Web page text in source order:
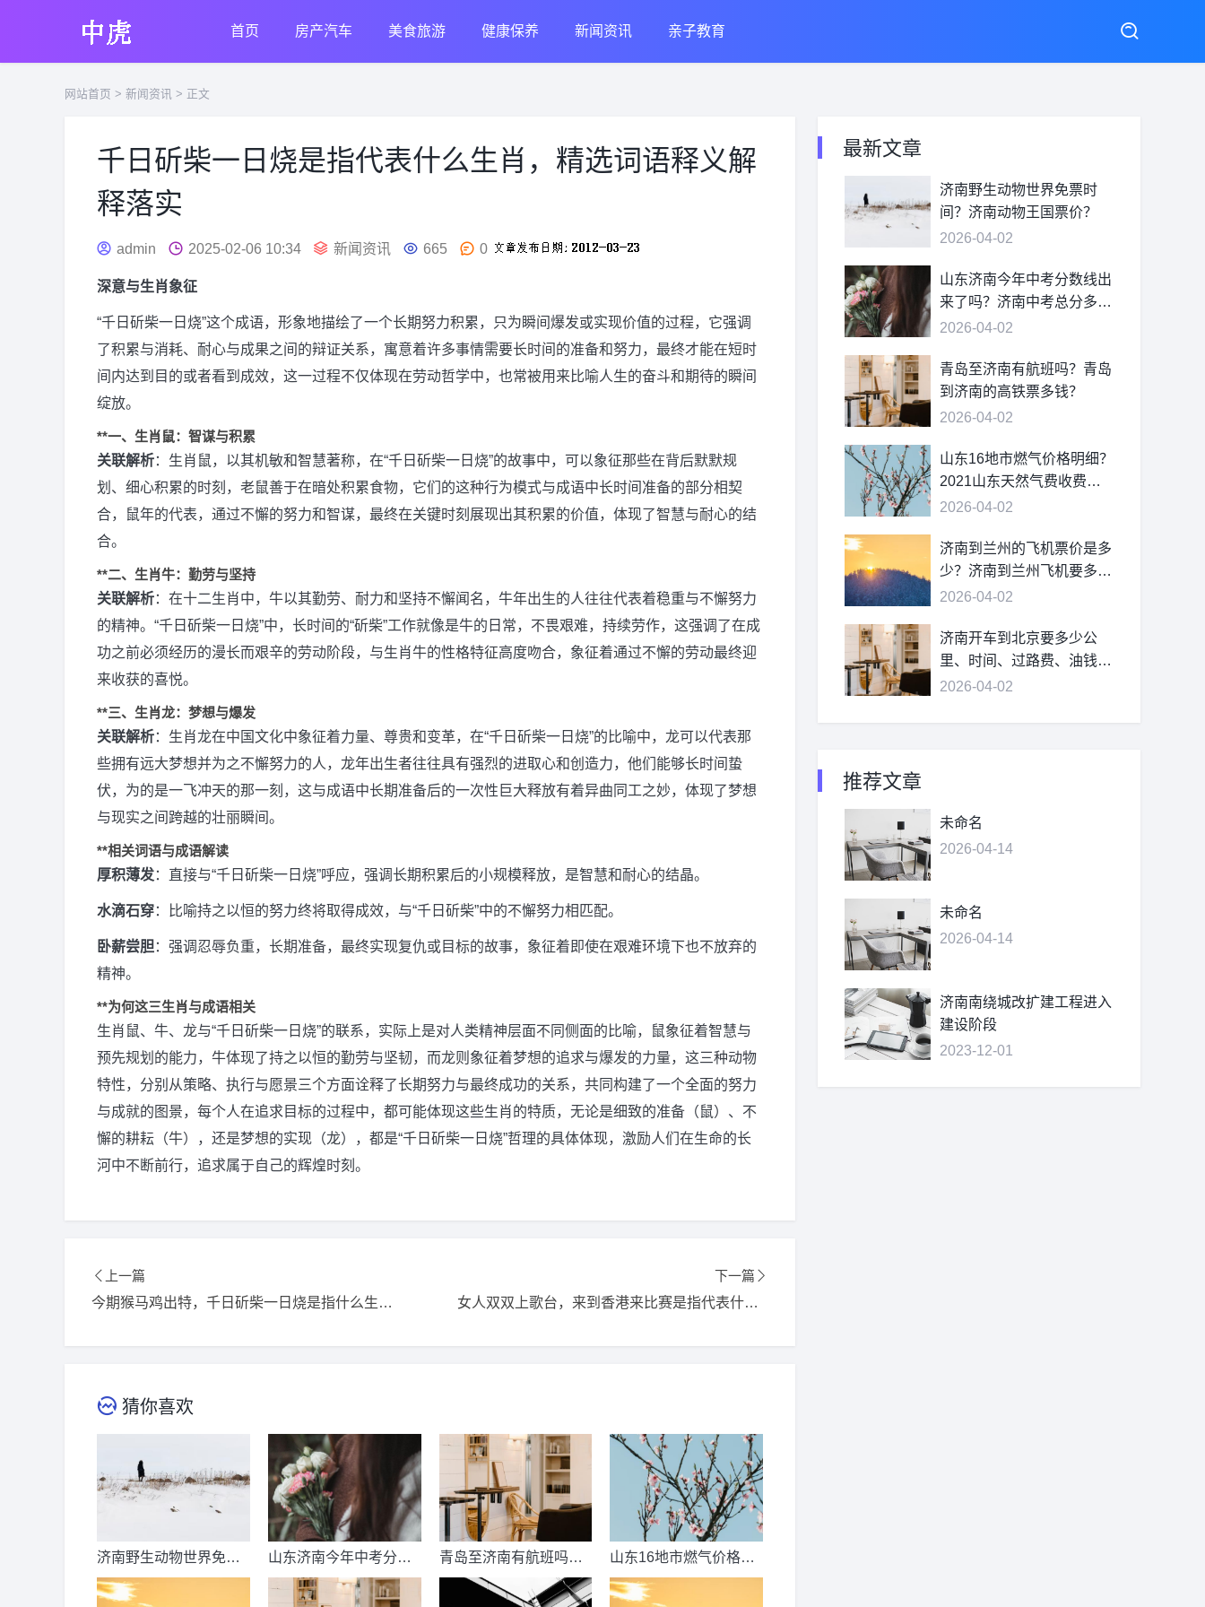
首页 房产汽车 美食旅游 健康保养 新闻资讯 亲子教育
网站首页 > 新闻资讯 > 正文
千日斫柴一日烧是指代表什么生肖，精选词语释义解
释落实
admin 2025-02-06 10:34 新闻资讯 665 0
深意与生肖象征
“千日斫柴一日烧”这个成语，形象地描绘了一个长期努力积累，只为瞬间爆发或实现价值的过程，它强调
了积累与消耗、耐心与成果之间的辩证关系，寓意着许多事情需要长时间的准备和努力，最终才能在短时
间内达到目的或者看到成效，这一过程不仅体现在劳动哲学中，也常被用来比喻人生的奋斗和期待的瞬间
绽放。
**一、生肖鼠：智谋与积累
关联解析：生肖鼠，以其机敏和智慧著称，在“千日斫柴一日烧”的故事中，可以象征那些在背后默默规
划、细心积累的时刻，老鼠善于在暗处积累食物，它们的这种行为模式与成语中长时间准备的部分相契
合，鼠年的代表，通过不懈的努力和智谋，最终在关键时刻展现出其积累的价值，体现了智慧与耐心的结
合。
**二、生肖牛：勤劳与坚持
关联解析：在十二生肖中，牛以其勤劳、耐力和坚持不懈闻名，牛年出生的人往往代表着稳重与不懈努力
的精神。“千日斫柴一日烧”中，长时间的“斫柴”工作就像是牛的日常，不畏艰难，持续劳作，这强调了在成
功之前必须经历的漫长而艰辛的劳动阶段，与生肖牛的性格特征高度吻合，象征着通过不懈的劳动最终迎
来收获的喜悦。
**三、生肖龙：梦想与爆发
关联解析：生肖龙在中国文化中象征着力量、尊贵和变革，在“千日斫柴一日烧”的比喻中，龙可以代表那
些拥有远大梦想并为之不懈努力的人，龙年出生者往往具有强烈的进取心和创造力，他们能够长时间蛰
伏，为的是一飞冲天的那一刻，这与成语中长期准备后的一次性巨大释放有着异曲同工之妙，体现了梦想
与现实之间跨越的壮丽瞬间。
**相关词语与成语解读
厚积薄发：直接与“千日斫柴一日烧”呼应，强调长期积累后的小规模释放，是智慧和耐心的结晶。
水滴石穿：比喻持之以恒的努力终将取得成效，与“千日斫柴”中的不懈努力相匹配。
卧薪尝胆：强调忍辱负重，长期准备，最终实现复仇或目标的故事，象征着即使在艰难环境下也不放弃的
精神。
**为何这三生肖与成语相关
生肖鼠、牛、龙与“千日斫柴一日烧”的联系，实际上是对人类精神层面不同侧面的比喻，鼠象征着智慧与
预先规划的能力，牛体现了持之以恒的勤劳与坚韧，而龙则象征着梦想的追求与爆发的力量，这三种动物
特性，分别从策略、执行与愿景三个方面诠释了长期努力与最终成功的关系，共同构建了一个全面的努力
与成就的图景，每个人在追求目标的过程中，都可能体现这些生肖的特质，无论是细致的准备（鼠）、不
懈的耕耘（牛），还是梦想的实现（龙），都是“千日斫柴一日烧”哲理的具体体现，激励人们在生命的长
河中不断前行，追求属于自己的辉煌时刻。
上一篇
今期猴马鸡出特，千日斫柴一日烧是指什么生肖,打一精选词语释义解释落实
下一篇
女人双双上歌台，来到香港来比赛是指代表什么生肖，精选词语释义解释落实
猜你喜欢
济南野生动物世界免票
时间？济南动物王国票
山东济南今年中考分数
线出来了吗？济南中考
青岛至济南有航班吗？
青岛到济南的高铁票多
山东16地市燃气价格明
细？2021山东天然气费
最新文章
济南野生动物世界免票时
间？济南动物王国票价？
2026-04-02
山东济南今年中考分数线出
来了吗？济南中考总分多
少？
2026-04-02
青岛至济南有航班吗？青岛
到济南的高铁票多钱？
2026-04-02
山东16地市燃气价格明细？
2021山东天然气费收费标
准？
2026-04-02
济南到兰州的飞机票价是多
少？济南到兰州飞机要多
久？
2026-04-02
济南开车到北京要多少公
里、时间、过路费、油钱？
济南到北京多少公里？
2026-04-02
推荐文章
未命名
2026-04-14
未命名
2026-04-14
济南南绕城改扩建工程进入
建设阶段
2023-12-01